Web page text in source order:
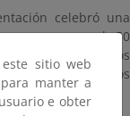
celebró una
el 50
de Incendios
en marcha de los
(EPRIF).
sitio web
manter a
e obter